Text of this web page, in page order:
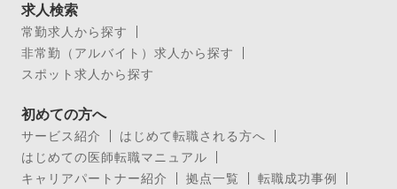
求人検索
常勤求人から探す
非常勤（アルバイト）求人から探す
スポット求人から探す
初めての方へ
サービス紹介
はじめて転職される方へ
はじめての医師転職マニュアル
キャリアパートナー紹介
拠点一覧
転職成功事例